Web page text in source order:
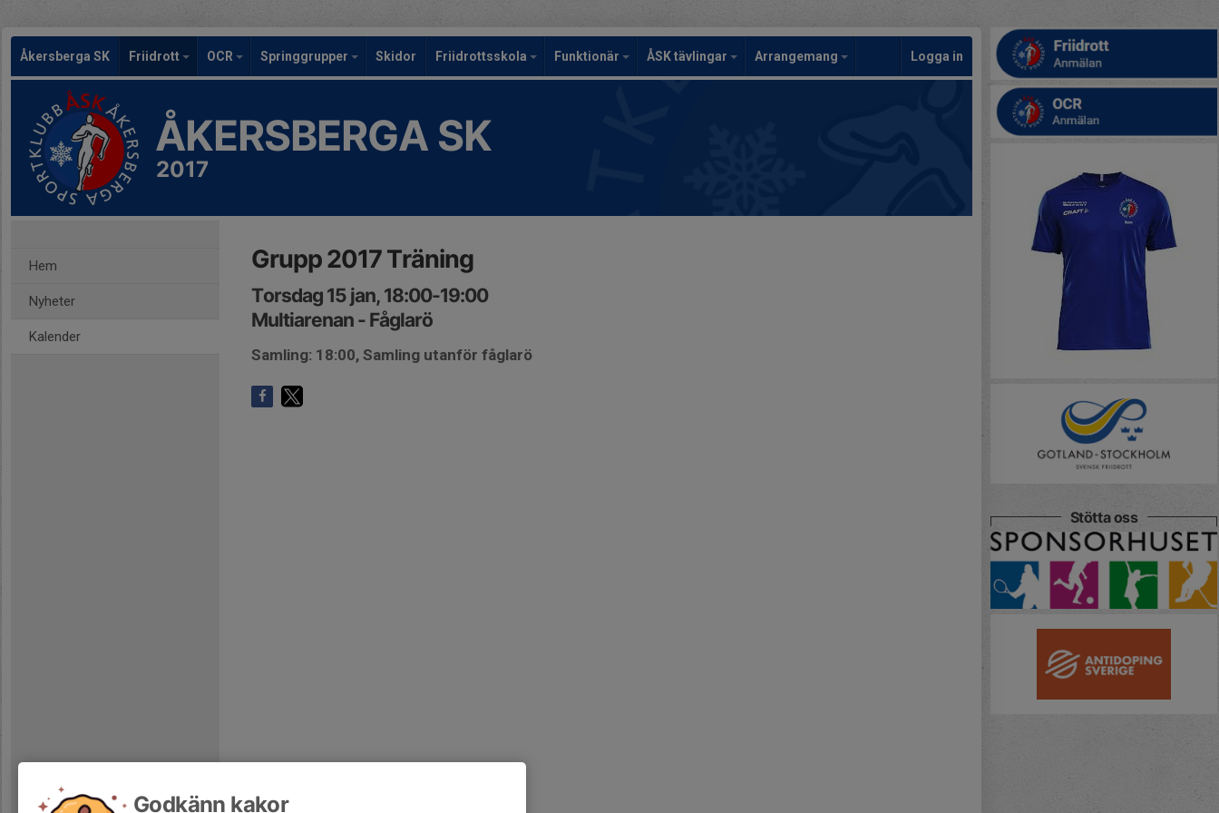
Åkersberga SK Friidrott OCR Springgrupper Skidor Friidrottsskola Funktionär ÅSK tävlingar Arrangemang Logga in
ÅKERSBERGA SK
2017
Hem
Nyheter
Kalender
Grupp 2017 Träning
Torsdag 15 jan, 18:00-19:00
Multiarenan - Fåglarö
Samling: 18:00, Samling utanför fåglarö
Stötta oss
Godkänn kakor